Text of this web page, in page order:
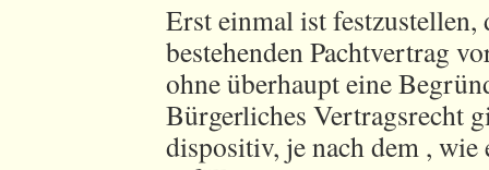
Erst einmal ist festzustellen,
bestehenden Pachtvertrag
ohne überhaupt eine
Bürgerliches Vertragsrecht
dispositiv, je nach dem , wie